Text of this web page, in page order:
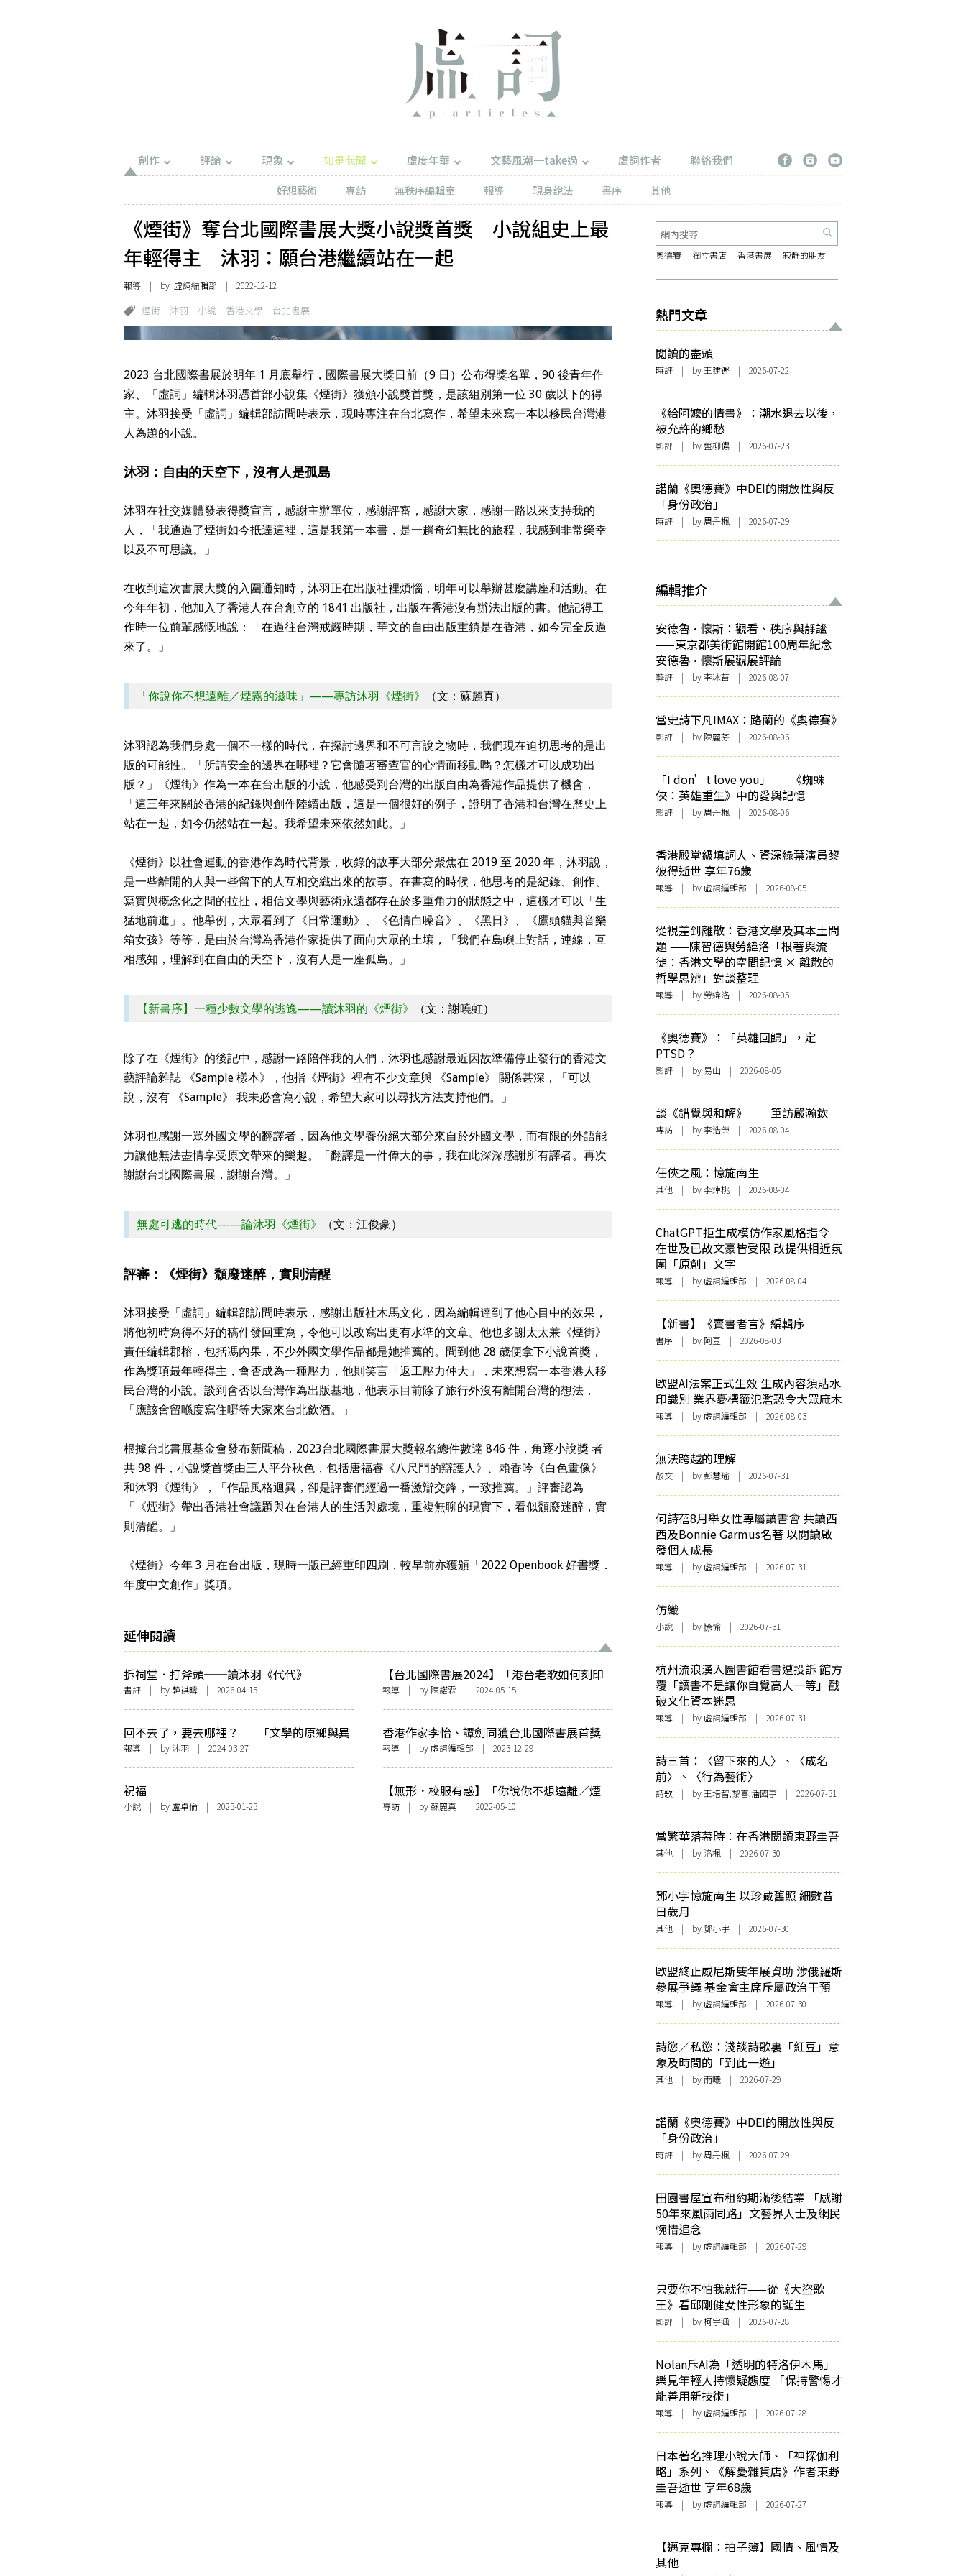
創作 評論 現象 如是我聞 虛度年華 文藝風潮一take過 虛詞作者
聯絡我們
好想藝術
專訪 無秩序編輯室 報導 現身說法 書序 其他
《煙街》奪台北國際書展大獎小說獎首獎 小說組史上最
年輕得主 沐羽：願台港繼續站在一起
報導 | by 虛詞編輯部 | 2022-12-12
煙街 沐羽 小說 香港文學 台北書展
2023 台北國際書展於明年 1 月底舉行，國際書展大獎日前（9 日）公布得獎名單，90 後青年作
家、「虛詞」編輯沐羽憑首部小說集《煙街》獲頒小說獎首獎，是該組別第一位 30 歲以下的得
主。沐羽接受「虛詞」編輯部訪問時表示，現時專注在台北寫作，希望未來寫一本以移民台灣港
人為題的小說。
沐羽：自由的天空下，沒有人是孤島
沐羽在社交媒體發表得獎宣言，感謝主辦單位，感謝評審，感謝大家，感謝一路以來支持我的
人，「我通過了煙街如今抵達這裡，這是我第一本書，是一趟奇幻無比的旅程，我感到非常榮幸
以及不可思議。」
在收到這次書展大獎的入圍通知時，沐羽正在出版社裡煩惱，明年可以舉辦甚麼講座和活動。在
今年年初，他加入了香港人在台創立的 1841 出版社，出版在香港沒有辦法出版的書。他記得工
作時一位前輩感慨地說：「在過往台灣戒嚴時期，華文的自由出版重鎮是在香港，如今完全反過
來了。」
「你說你不想遠離／煙霧的滋味」——專訪沐羽《煙街》 （文：蘇麗真）
沐羽認為我們身處一個不一樣的時代，在探討邊界和不可言說之物時，我們現在迫切思考的是出
版的可能性。「所謂安全的邊界在哪裡？它會隨著審查官的心情而移動嗎？怎樣才可以成功出
版？」《煙街》作為一本在台出版的小說，他感受到台灣的出版自由為香港作品提供了機會，
「這三年來關於香港的紀錄與創作陸續出版，這是一個很好的例子，證明了香港和台灣在歷史上
站在一起，如今仍然站在一起。我希望未來依然如此。」
《煙街》以社會運動的香港作為時代背景，收錄的故事大部分聚焦在 2019 至 2020 年，沐羽說，
是一些離開的人與一些留下的人互相交織出來的故事。在書寫的時候，他思考的是紀錄、創作、
寫實與概念化之間的拉扯，相信文學與藝術永遠都存在於多重角力的狀態之中，這樣才可以「生
猛地前進」。他舉例，大眾看到了《日常運動》、《色情白噪音》、《黑日》、《鷹頭貓與音樂
箱女孩》等等，是由於台灣為香港作家提供了面向大眾的土壤，「我們在島嶼上對話，連線，互
相感知，理解到在自由的天空下，沒有人是一座孤島。」
【新書序】一種少數文學的逃逸——讀沐羽的《煙街》 （文：謝曉虹）
除了在《煙街》的後記中，感謝一路陪伴我的人們，沐羽也感謝最近因故準備停止發行的香港文
藝評論雜誌 《Sample 樣本》，他指《煙街》裡有不少文章與 《Sample》 關係甚深，「可以
說，沒有 《Sample》 我未必會寫小說，希望大家可以尋找方法支持他們。」
沐羽也感謝一眾外國文學的翻譯者，因為他文學養份絕大部分來自於外國文學，而有限的外語能
力讓他無法盡情享受原文帶來的樂趣。「翻譯是一件偉大的事，我在此深深感謝所有譯者。再次
謝謝台北國際書展，謝謝台灣。」
無處可逃的時代——論沐羽《煙街》 （文：江俊豪）
評審：《煙街》頹廢迷醉，實則清醒
沐羽接受「虛詞」編輯部訪問時表示，感謝出版社木馬文化，因為編輯達到了他心目中的效果，
將他初時寫得不好的稿件發回重寫，令他可以改寫出更有水準的文章。他也多謝太太兼《煙街》
責任編輯郡榕，包括馮內果，不少外國文學作品都是她推薦的。問到他 28 歲便拿下小說首獎，
作為獎項最年輕得主，會否成為一種壓力，他則笑言「返工壓力仲大」，未來想寫一本香港人移
民台灣的小說。談到會否以台灣作為出版基地，他表示目前除了旅行外沒有離開台灣的想法，
「應該會留喺度寫住嘢等大家來台北飲酒。」
根據台北書展基金會發布新聞稿，2023台北國際書展大獎報名總件數達 846 件，角逐小說獎 者
共 98 件，小說獎首獎由三人平分秋色，包括唐福睿《八尺門的辯護人》、賴香吟《白色畫像》
和沐羽《煙街》，「作品風格迴異，卻是評審們經過一番激辯交鋒，一致推薦。」評審認為
「《煙街》帶出香港社會議題與在台港人的生活與處境，重複無聊的現實下，看似頹廢迷醉，實
則清醒。」
《煙街》今年 3 月在台出版，現時一版已經重印四刷，較早前亦獲頒「2022 Openbook 好書獎．
年度中文創作」獎項。
延伸閱讀
拆祠堂．打斧頭──讀沐羽《代代》
書評 | by 韓祺疇 | 2026-04-15
【台北國際書展2024】「港台老歌如何刻印
我們的生命」講座側記
報導 | by 陳諾霖 | 2024-05-15
回不去了，要去哪裡？——「文學的原鄉與異
鄉：陳慧X沐羽」講座側記
報導 | by沐羽 | 2024-03-27
香港作家李怡、譚劍同獲台北國際書展首獎
漫畫家智海奪金蝶獎銀獎
報導 | by 虛詞編輯部 | 2023-12-29
祝福
小說 | by 盧卓倫 | 2023-01-23
【無形．校服有惑】「你說你不想遠離／煙
霧的滋味」——專訪沐羽《煙街》
專訪 | by蘇麗真 | 2022-05-10
奧德賽 獨立書店 香港書展 寂靜的朋友
熱門文章
閱讀的盡頭
時評 | by 王建鏗 | 2026-07-22
《給阿嬤的情書》：潮水退去以後，
被允許的鄉愁
影評 | by 盤柳儂 | 2026-07-23
諾蘭《奧德賽》中DEI的開放性與反
「身份政治」
時評 | by 周丹楓 | 2026-07-29
編輯推介
安德魯·懷斯：觀看、秩序與靜謐
——東京都美術館開館100周年紀念
安德魯·懷斯展觀展評論
藝評 | by 李冰苔 | 2026-08-07
當史詩下凡IMAX：路蘭的《奧德賽》
影評 | by 陳麗芬 | 2026-08-06
「I don’t love you」——《蜘蛛
俠：英雄重生》中的愛與記憶
影評 | by 周丹楓 | 2026-08-06
香港殿堂級填詞人、資深綠葉演員黎
彼得逝世 享年76歲
報導 | by 虛詞編輯部 | 2026-08-05
從視差到離散：香港文學及其本土問
題 ——陳智德與勞緯洛「根著與流
徙：香港文學的空間記憶 × 離散的
哲學思辨」對談整理
報導 | by 勞緯洛 | 2026-08-05
《奧德賽》：「英雄回歸」，定
PTSD？
影評 | by 易山 | 2026-08-05
談《錯覺與和解》──筆訪嚴瀚欽
專訪 | by 李浩榮 | 2026-08-04
任俠之風：憶施南生
其他 | by 李焯桃 | 2026-08-04
ChatGPT拒生成模仿作家風格指令
在世及已故文豪皆受限 改提供相近氛
圍「原創」文字
報導 | by 虛詞編輯部 | 2026-08-04
【新書】《賣書者言》編輯序
書序 | by 阿豆 | 2026-08-03
歐盟AI法案正式生效 生成內容須貼水
印識別 業界憂標籤氾濫恐令大眾麻木
報導 | by 虛詞編輯部 | 2026-08-03
無法跨越的理解
散文 | by 彭慧瑜 | 2026-07-31
何詩蓓8月舉女性專屬讀書會 共讀西
西及Bonnie Garmus名著 以閱讀啟
發個人成長
報導 | by 虛詞編輯部 | 2026-07-31
仿織
小說 | by 悇愉 | 2026-07-31
杭州流浪漢入圖書館看書遭投訴 館方
覆「讀書不是讓你自覺高人一等」戳
破文化資本迷思
報導 | by 虛詞編輯部 | 2026-07-31
詩三首：〈留下來的人〉、〈成名
前〉、〈行為藝術〉
詩歌 | by 王培智,黎喜,潘國亨 | 2026-07-31
當繁華落幕時：在香港閱讀東野圭吾
其他 | by洛楓 | 2026-07-30
鄧小宇憶施南生 以珍藏舊照 細數昔
日歲月
其他 | by 鄧小宇 | 2026-07-30
歐盟終止威尼斯雙年展資助 涉俄羅斯
參展爭議 基金會主席斥屬政治干預
報導 | by 虛詞編輯部 | 2026-07-30
詩慾／私慾：淺談詩歌裏「紅豆」意
象及時間的「到此一遊」
其他 | by 雨曦 | 2026-07-29
諾蘭《奧德賽》中DEI的開放性與反
「身份政治」
時評 | by 周丹楓 | 2026-07-29
田園書屋宣布租約期滿後結業 「感謝
50年來風雨同路」文藝界人士及網民
惋惜追念
報導 | by 虛詞編輯部 | 2026-07-29
只要你不怕我就行——從《大盜歌
王》看邱剛健女性形象的誕生
影評 | by 柯宇涵 | 2026-07-28
Nolan斥AI為「透明的特洛伊木馬」
樂見年輕人持懷疑態度 「保持警惕才
能善用新技術」
報導 | by 虛詞編輯部 | 2026-07-28
日本著名推理小說大師、「神探伽利
略」系列、《解憂雜貨店》作者東野
圭吾逝世 享年68歲
報導 | by 虛詞編輯部 | 2026-07-27
【邁克專欄：拍子簿】國情、風情及
其他